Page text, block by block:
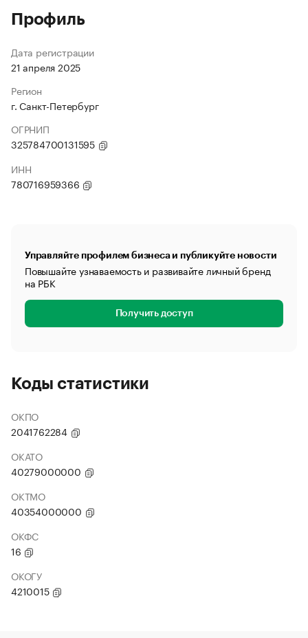
Профиль
Дата регистрации
21 апреля 2025
Регион
г. Санкт-Петербург
ОГРНИП
325784700131595
ИНН
780716959366
Управляйте профилем бизнеса и публикуйте новости
Повышайте узнаваемость и развивайте личный бренд
на РБК
Получить доступ
Коды статистики
ОКПО
2041762284
ОКАТО
40279000000
ОКТМО
40354000000
ОКФС
16
ОКОГУ
4210015